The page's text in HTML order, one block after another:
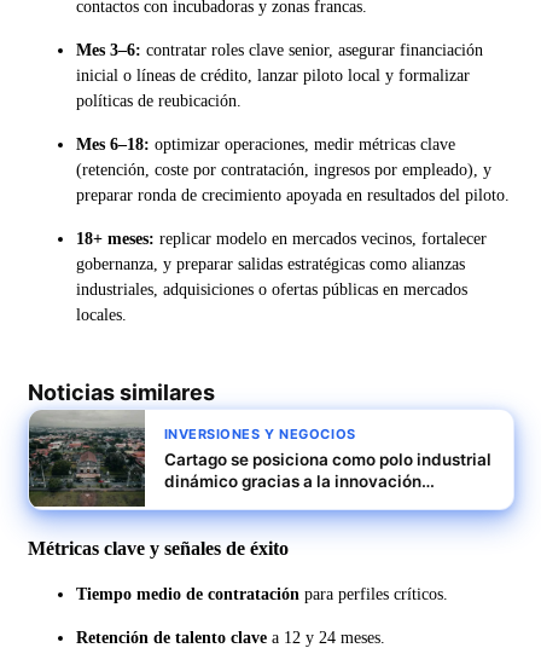
contactos con incubadoras y zonas francas.
Mes 3–6: contratar roles clave senior, asegurar financiación
inicial o líneas de crédito, lanzar piloto local y formalizar
políticas de reubicación.
Mes 6–18: optimizar operaciones, medir métricas clave
(retención, coste por contratación, ingresos por empleado), y
preparar ronda de crecimiento apoyada en resultados del piloto.
18+ meses: replicar modelo en mercados vecinos, fortalecer
gobernanza, y preparar salidas estratégicas como alianzas
industriales, adquisiciones o ofertas públicas en mercados
locales.
Noticias similares
INVERSIONES Y NEGOCIOS
Cartago se posiciona como polo industrial
dinámico gracias a la innovación
Métricas clave y señales de éxito
Tiempo medio de contrataciónpara perfiles críticos.
Retención de talento clavea 12 y 24 meses.